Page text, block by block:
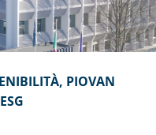
PIOVAN